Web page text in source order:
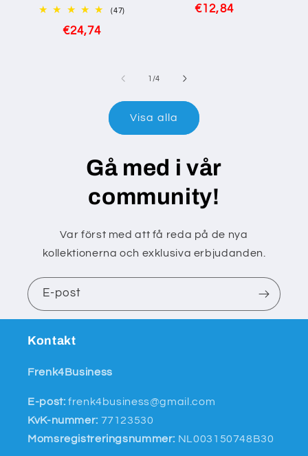
(47)
Ordinarie
€24,74
Ordinarie
€12,84
1 /av
4
Visa alla
Gå med i vår
community!
Var först med att få reda på de nya
kollektionerna och exklusiva erbjudanden.
E-post
Kontakt
Frenk4Business
E-post:frenk4business@gmail.com
KvK-nummer: 77123530
Momsregistreringsnummer: NL003150748B30